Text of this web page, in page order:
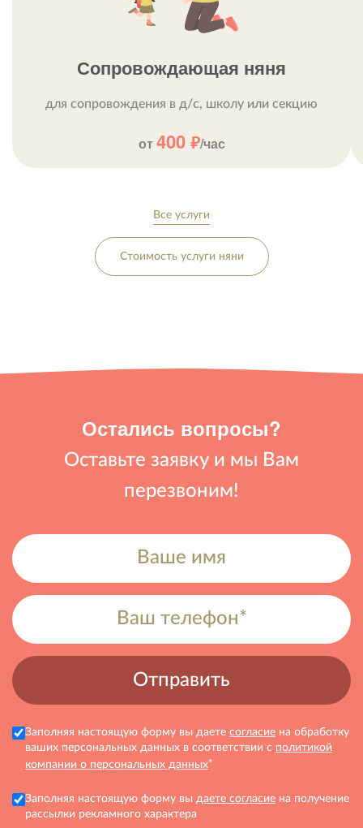
Сопровождающая няня
для сопровождения в д/c, школу или секцию
от400 р./час
Все услуги
Стоимость услуги няни
Остались вопросы?
Оставьте заявку и мы Вам
перезвоним!
Заполняя настоящую форму вы даете согласие на обработку
ваших персональных данных в соответствии с политикой
компании о персональных данных*
Заполняя настоящую форму вы даете согласие на получение
рассылки рекламного характера